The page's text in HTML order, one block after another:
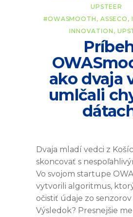
UPSTEER
#OWASMOOTH , ASSECO ,
INNOVATION ,
ako dvaja
umlčali
Dvaja mladí vedci z
skoncovať s
Vo svojom startupe
vytvorili algoritmus,
očistiť údaje zo
Výsledok? Presnejšie